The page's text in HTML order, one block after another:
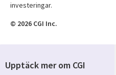
investeringar.
© 2026 CGI Inc.
Upptäck mer om CGI